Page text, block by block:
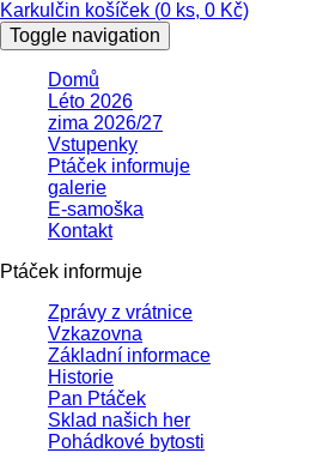
Karkulčin košíček (0 ks, 0 Kč)
Toggle navigation
Domů
Léto 2026
zima 2026/27
Vstupenky
Ptáček informuje
galerie
E-samoška
Kontakt
Ptáček informuje
Zprávy z vrátnice
Vzkazovna
Základní informace
Historie
Pan Ptáček
Sklad našich her
Pohádkové bytosti